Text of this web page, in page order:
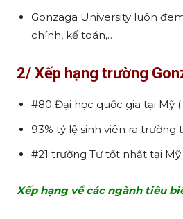
Gonzaga University luôn
chính, kế toán,…
2/ Xếp hạng trường
#80 Đại học quốc gia tại Mỹ (
93% tỷ lệ sinh viên ra trường
#21 trường Tư tốt nhất tại Mỹ
Xếp hạng về các ngành tiêu